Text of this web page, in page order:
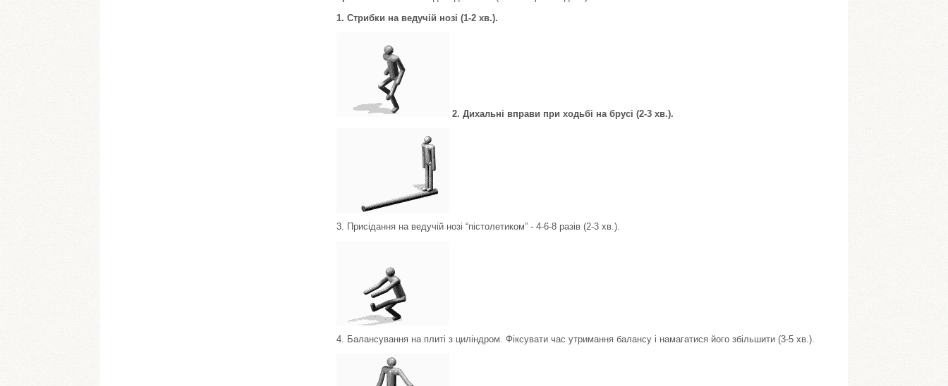
1. Стрибки на ведучій нозі (1-2 хв.).
2. Дихальні вправи при ходьбі на брусі (2-3 хв.).
3. Присідання на ведучій нозі “пістолетиком” - 4-6-8 разів (2-3 хв.).
4. Балансування на плиті з циліндром. Фіксувати час утримання балансу і намагатися його збільшити (3-5 хв.).